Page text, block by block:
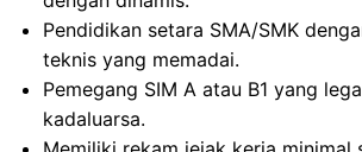
Pendidikan setara SMA/SMK
teknis yang memadai.
Pemegang SIM A atau B1 yang
kadaluarsa.